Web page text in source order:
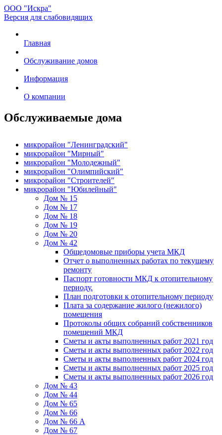
ООО "Искра"
Версия для слабовидящих
Главная
Обслуживание домов
Информация
О компании
Обслуживаемые дома
микрорайон "Ленинградский"
микрорайон "Мирный"
микрорайон "Молодежный"
микрорайон "Олимпийский"
микрорайон "Строителей"
микрорайон "Юбилейный"
Дом № 15
Дом № 17
Дом № 18
Дом № 19
Дом № 20
Дом № 42
Общедомовые приборы учета МКД
Отчет о выполненных работах по текущему
ремонту
Паспорт готовности МКД к отопительному
периоду.
План подготовки к отопительному периоду
Плата за содержание жилого (нежилого)
помещения
Протоколы общих собраний собственников
помещений МКД
Сметы и акты выполненных работ 2021 год
Сметы и акты выполненных работ 2022 год
Сметы и акты выполненных работ 2024 год
Сметы и акты выполненных работ 2025 год
Сметы и акты выполненных работ 2026 год
Дом № 43
Дом № 44
Дом № 65
Дом № 66
Дом № 66 А
Дом № 67